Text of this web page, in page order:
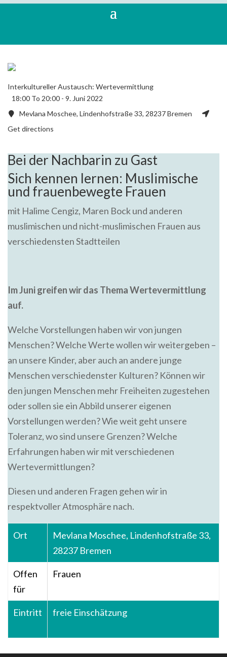
Interkultureller Austausch: Wertevermittlung
18:00 To 20:00 - 9. Juni 2022
Mevlana Moschee, Lindenhofstraße 33, 28237 Bremen
Get directions
Bei der Nachbarin zu Gast
Sich kennen lernen: Muslimische
und frauenbewegte Frauen
mit Halime Cengiz, Maren Bock und anderen
muslimischen und nicht-muslimischen Frauen aus
verschiedensten Stadtteilen
Im Juni greifen wir das Thema Wertevermittlung
auf.
Welche Vorstellungen haben wir von jungen
Menschen? Welche Werte wollen wir weitergeben –
an unsere Kinder, aber auch an andere junge
Menschen verschiedenster Kulturen? Können wir
den jungen Menschen mehr Freiheiten zugestehen
oder sollen sie ein Abbild unserer eigenen
Vorstellungen werden? Wie weit geht unsere
Toleranz, wo sind unsere Grenzen? Welche
Erfahrungen haben wir mit verschiedenen
Wertevermittlungen?
Diesen und anderen Fragen gehen wir in
respektvoller Atmosphäre nach.
Ort
Mevlana Moschee, Lindenhofstraße 33,
28237 Bremen
Offen
für
Frauen
Eintritt freie Einschätzung